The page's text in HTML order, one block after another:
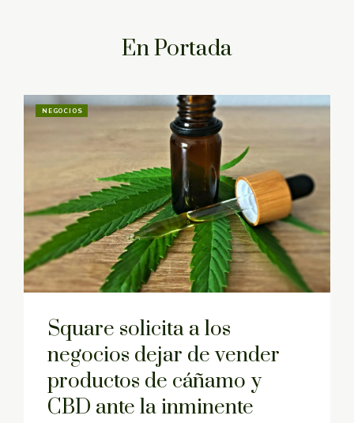
En Portada
NEGOCIOS
Square solicita a los
negocios dejar de vender
productos de cáñamo y
CBD ante la inminente